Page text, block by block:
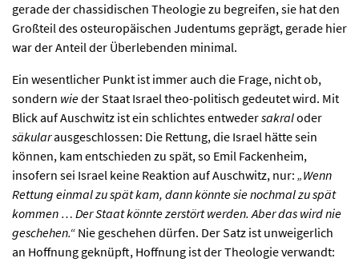
gerade der chassidischen Theologie zu begreifen, sie hat den
Großteil des osteuropäischen Judentums geprägt, gerade hier
war der Anteil der Überlebenden minimal.
Ein wesentlicher Punkt ist immer auch die Frage, nicht ob,
sondern wieder Staat Israel theo-politisch gedeutet wird. Mit
Blick auf Auschwitz ist ein schlichtes entwedersakraloder
säkularausgeschlossen: Die Rettung, die Israel hätte sein
können, kam entschieden zu spät, so Emil Fackenheim,
insofern sei Israel keine Reaktion auf Auschwitz, nur: „Wenn
Rettung einmal zu spät kam, dann könnte sie nochmal zu spät
kommen … Der Staat könnte zerstört werden. Aber das wird nie
geschehen.“ Nie geschehen dürfen. Der Satz ist unweigerlich
an Hoffnung geknüpft, Hoffnung ist der Theologie verwandt: